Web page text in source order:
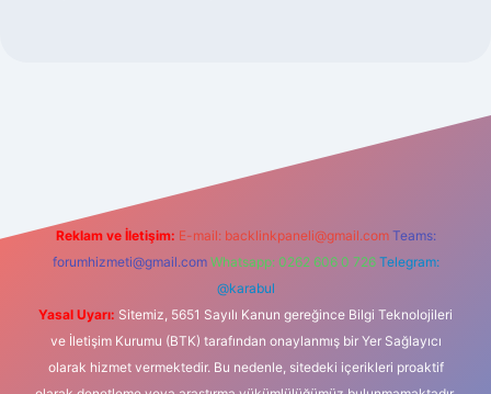
Reklam ve İletişim: E-mail: backlinkpaneli@gmail.com Teams:
forumhizmeti@gmail.com Whatsapp: 0262 606 0 726 Telegram:
@karabul
Yasal Uyarı: Sitemiz, 5651 Sayılı Kanun gereğince Bilgi Teknolojileri
ve İletişim Kurumu (BTK) tarafından onaylanmış bir Yer Sağlayıcı
olarak hizmet vermektedir. Bu nedenle, sitedeki içerikleri proaktif